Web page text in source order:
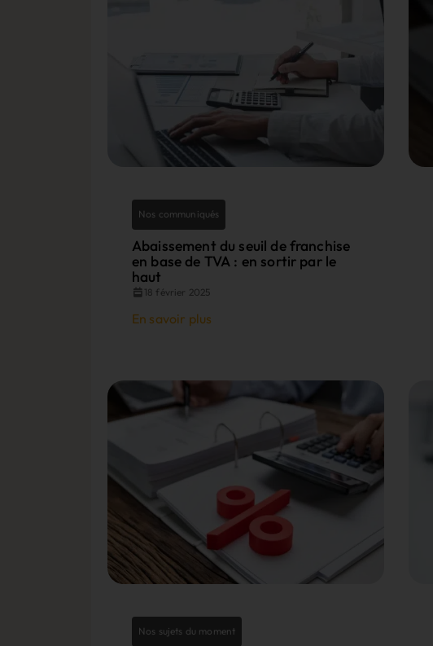
Nos communiqués
Abaissement du seuil de franchise
en base de TVA : en sortir par le
haut
18 février 2025
En savoir plus
Nos sujets du moment